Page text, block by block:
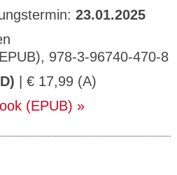
23.01.2025
978-3-96740-470-8
| € 17,99 (A)
(EPUB)